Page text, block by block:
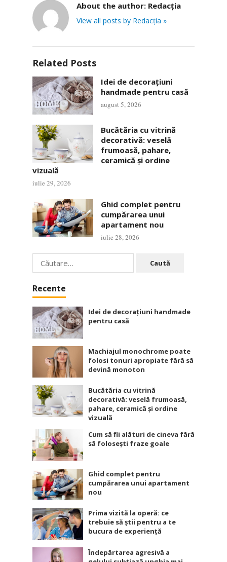
About the author: Redacția
View all posts by Redacția »
Related Posts
Idei de decorațiuni
handmade pentru casă
august 5, 2026
Bucătăria cu vitrină
decorativă: veselă
frumoasă, pahare,
ceramică și ordine
vizuală
iulie 29, 2026
Ghid complet pentru
cumpărarea unui
apartament nou
iulie 28, 2026
Caută
după:
Recente
Idei de decorațiuni handmade
pentru casă
Machiajul monochrome poate
folosi tonuri apropiate fără să
devină monoton
Bucătăria cu vitrină
decorativă: veselă frumoasă,
pahare, ceramică și ordine
vizuală
Cum să fii alături de cineva fără
să folosești fraze goale
Ghid complet pentru
cumpărarea unui apartament
nou
Prima vizită la operă: ce
trebuie să știi pentru a te
bucura de experiență
Îndepărtarea agresivă a